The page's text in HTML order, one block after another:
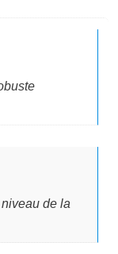
de la